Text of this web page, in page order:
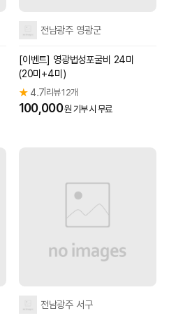
전남광주 영광군
[이벤트] 영광법성포굴비 24미
(20미+4미)
★ 4.7 리뷰 12개
100,000원 기부 시 무료
전남광주 서구